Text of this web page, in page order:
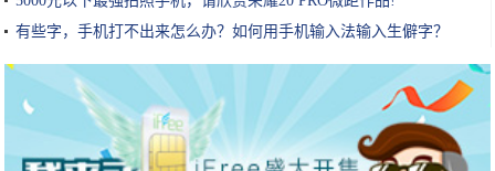
有些字，手机打不出来怎么办？如何用手机输入法输入生僻字？